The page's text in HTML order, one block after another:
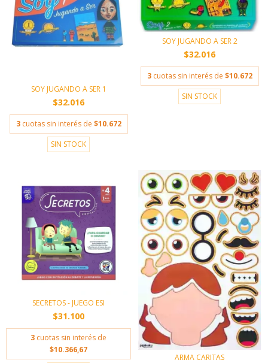
SOY JUGANDO A SER 1
$32.016
3 cuotas sin interés de $10.672
SIN STOCK
SOY JUGANDO A SER 2
$32.016
3 cuotas sin interés de $10.672
SIN STOCK
SECRETOS - JUEGO ESI
$31.100
3 cuotas sin interés de
$10.366,67
ARMA CARITAS